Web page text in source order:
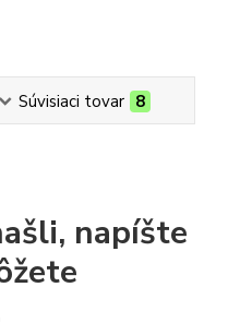
Súvisiaci tovar 8
napíšte